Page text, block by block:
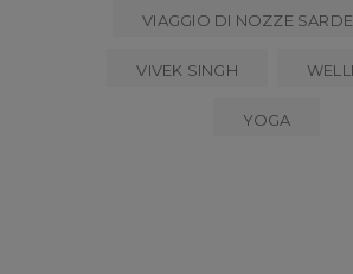
VIAGGIO DI NOZZE
VIVEK SINGH
YOGA